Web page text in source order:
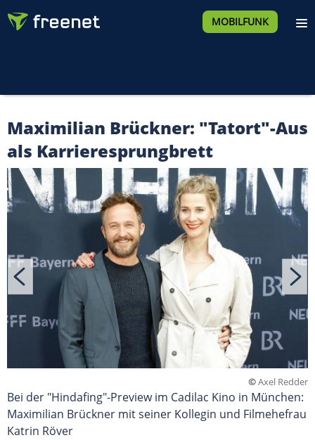
MOBILFUNK
Maximilian Brückner: "Tatort"-Aus
als Karrieresprungbrett
©Axel Redder
Bei der "Hindafing"-Preview im Cadilac Kino in München:
Maximilian Brückner mit seiner Kollegin und Filmehefrau
Katrin Röver